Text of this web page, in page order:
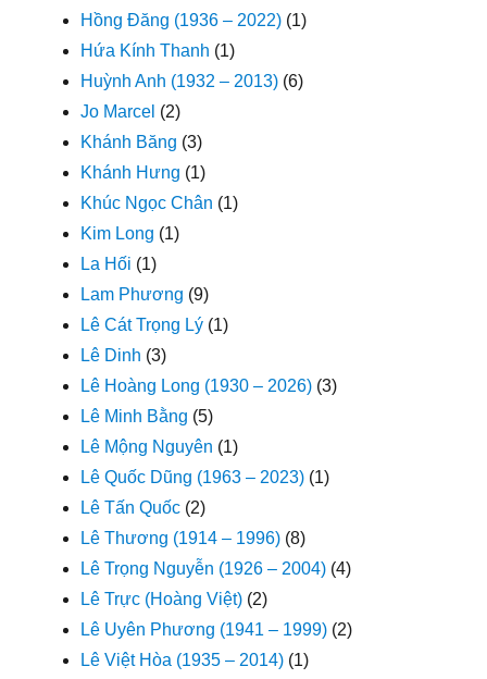
Hồng Đăng (1936 – 2022) (1)
Hứa Kính Thanh (1)
Huỳnh Anh (1932 – 2013) (6)
Jo Marcel (2)
Khánh Băng (3)
Khánh Hưng (1)
Khúc Ngọc Chân (1)
Kim Long (1)
La Hối (1)
Lam Phương (9)
Lê Cát Trọng Lý (1)
Lê Dinh (3)
Lê Hoàng Long (1930 – 2026) (3)
Lê Minh Bằng (5)
Lê Mộng Nguyên (1)
Lê Quốc Dũng (1963 – 2023) (1)
Lê Tấn Quốc (2)
Lê Thương (1914 – 1996) (8)
Lê Trọng Nguyễn (1926 – 2004) (4)
Lê Trực (Hoàng Việt) (2)
Lê Uyên Phương (1941 – 1999) (2)
Lê Việt Hòa (1935 – 2014) (1)